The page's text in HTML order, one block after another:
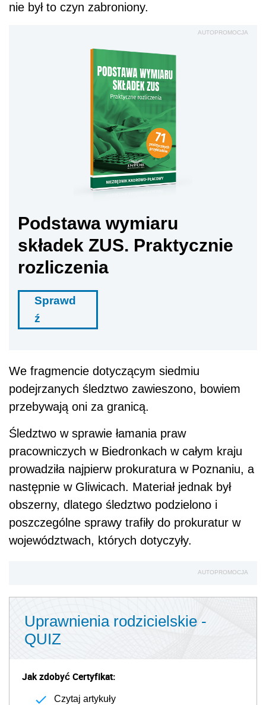
nie był to czyn zabroniony.
AUTOPROMOCJA
Podstawa wymiaru
składek ZUS. Praktycznie
rozliczenia
Sprawd
ź
We fragmencie dotyczącym siedmiu
podejrzanych śledztwo zawieszono, bowiem
przebywają oni za granicą.
Śledztwo w sprawie łamania praw
pracowniczych w Biedronkach w całym kraju
prowadziła najpierw prokuratura w Poznaniu, a
następnie w Gliwicach. Materiał jednak był
obszerny, dlatego śledztwo podzielono i
poszczególne sprawy trafiły do prokuratur w
województwach, których dotyczyły.
AUTOPROMOCJA
Uprawnienia rodzicielskie -
QUIZ
Jak zdobyć Certyfikat:
Czytaj artykuły